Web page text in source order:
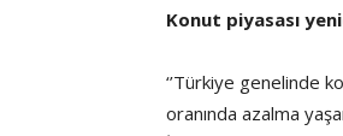
Konut piyasası
‘’Türkiye genelinde
oranında azalma